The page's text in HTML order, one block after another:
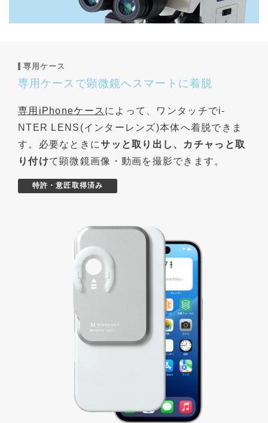
専用ケース
専用ケースで顕微鏡へスマートに着脱
専用iPhoneケース によって、ワンタッチでi-
NTER LENS(インターレンズ)本体へ着脱できま
す。必要なときにサッと取り出し、カチャっと取
り付けて顕微鏡画像・動画を撮影できます。
特許・意匠取得済み